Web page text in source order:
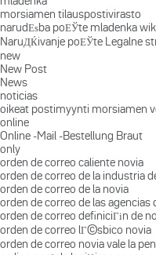
morsiamen tilauspostivirasto
narudЕѕba poЕЎte mladenka
NaruДЌivanje poЕЎte Legalne
new
New Post
News
noticias
oikeat postimyynti morsiamen
online
Online -Mail -Bestellung Braut
only
orden de correo caliente novia
orden de correo de la industria
orden de correo de la novia
orden de correo de las agencias
orden de correo definiciГіn de
orden de correo lГ©sbico novia
orden de correo novia vale la